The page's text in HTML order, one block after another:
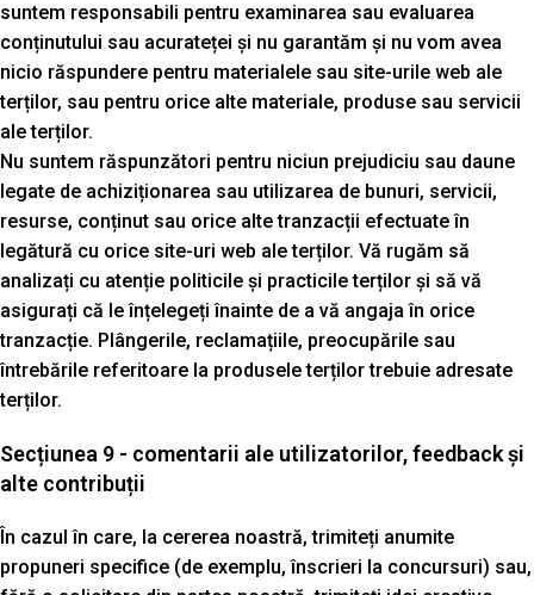
suntem responsabili pentru examinarea sau evaluarea
conținutului sau acurateței și nu garantăm și nu vom avea
nicio răspundere pentru materialele sau site-urile web ale
terților, sau pentru orice alte materiale, produse sau servicii
ale terților.
Nu suntem răspunzători pentru niciun prejudiciu sau daune
legate de achiziționarea sau utilizarea de bunuri, servicii,
resurse, conținut sau orice alte tranzacții efectuate în
legătură cu orice site-uri web ale terților. Vă rugăm să
analizați cu atenție politicile și practicile terților și să vă
asigurați că le înțelegeți înainte de a vă angaja în orice
tranzacție. Plângerile, reclamațiile, preocupările sau
întrebările referitoare la produsele terților trebuie adresate
terților.
Secțiunea 9 - comentarii ale utilizatorilor, feedback și
alte contribuții
În cazul în care, la cererea noastră, trimiteți anumite
propuneri specifice (de exemplu, înscrieri la concursuri) sau,